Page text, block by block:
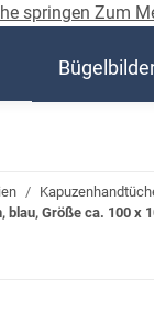
springen Zum
Größe ca. 100 x